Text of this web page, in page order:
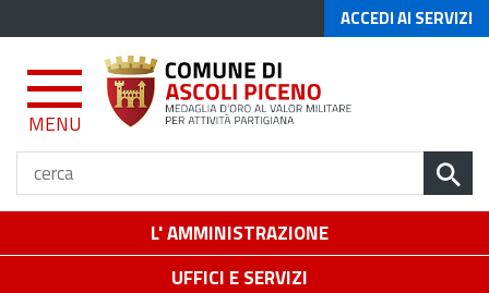
ACCEDI AI SERVIZI
MENU
L' AMMINISTRAZIONE
UFFICI E SERVIZI